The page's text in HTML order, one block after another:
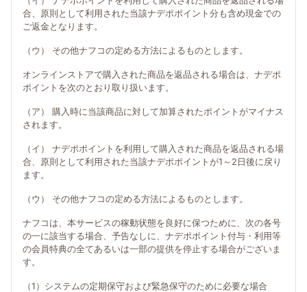
合、原則として利用された当該ナデポポイント分も含め現金での
ご返金となります。
（ウ） その他ナフコの定める方法によるものとします。
オンラインストアで購入された商品を返品される場合は、ナデポ
ポイントを次のとおり取り扱います。
（ア） 購入時に当該商品に対して加算されたポイントがマイナス
されます。
（イ） ナデポポイントを利用して購入された商品を返品される場
合、原則として利用された当該ナデポポイントが1～2日後に戻り
ます。
（ウ） その他ナフコの定める方法によるものとします。
ナフコは、本サービスの稼動状態を良好に保つために、次の各号
の一に該当する場合、予告なしに、ナデポポイント付与・利用等
の会員特典の全てあるいは一部の提供を停止する場合がございま
す。
（1）システムの定期保守および緊急保守のために必要な場合